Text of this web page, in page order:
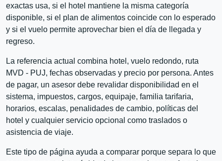
exactas usa, si el hotel mantiene la misma categoría
disponible, si el plan de alimentos coincide con lo esperado
y si el vuelo permite aprovechar bien el día de llegada y
regreso.
La referencia actual combina hotel, vuelo redondo, ruta
MVD - PUJ, fechas observadas y precio por persona. Antes
de pagar, un asesor debe revalidar disponibilidad en el
sistema, impuestos, cargos, equipaje, familia tarifaria,
horarios, escalas, penalidades de cambio, políticas del
hotel y cualquier servicio opcional como traslados o
asistencia de viaje.
Este tipo de página ayuda a comparar porque separa lo que